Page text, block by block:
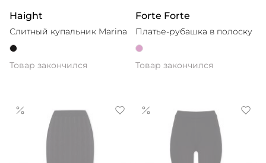
Haight
Слитный купальник Marina
Товар закончился
Forte Forte
Платье-рубашка в полоску
Товар закончился